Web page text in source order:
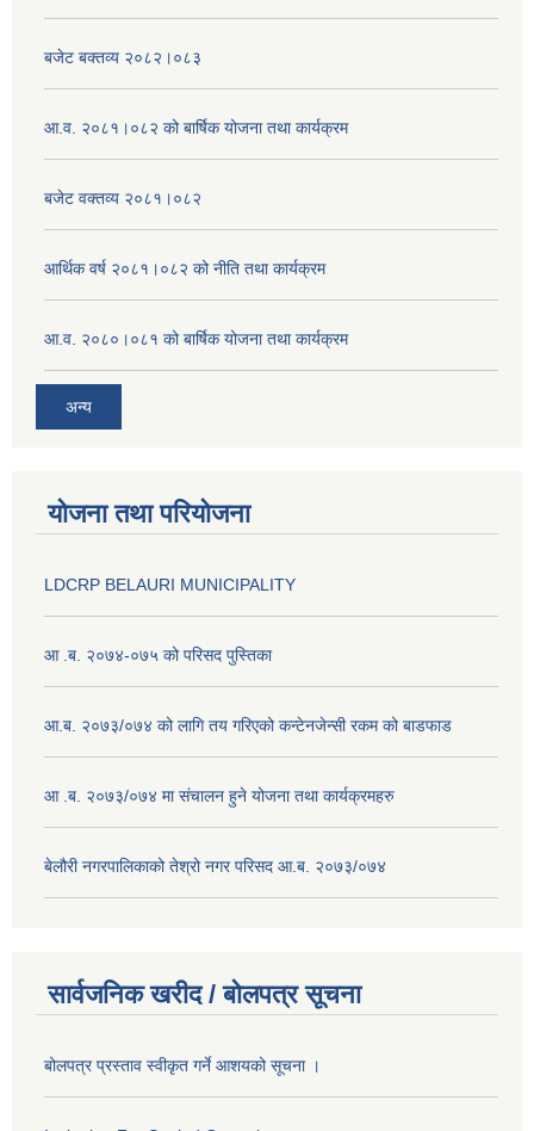
बजेट बक्तव्य २०८२।०८३
आ.व. २०८१।०८२ को बार्षिक योजना तथा कार्यक्रम
बजेट वक्तव्य २०८१।०८२
आर्थिक वर्ष २०८१।०८२ को नीति तथा कार्यक्रम
आ.व. २०८०।०८१ को बार्षिक योजना तथा कार्यक्रम
अन्य
योजना तथा परियोजना
LDCRP BELAURI MUNICIPALITY
आ .ब. २०७४-०७५ को परिसद पुस्तिका
आ.ब. २०७३/०७४ को लागि तय गरिएको कन्टेनजेन्सी रकम को बाडफाड
आ .ब. २०७३/०७४ मा संचालन हुने योजना तथा कार्यक्रमहरु
बेलौरी नगरपालिकाको तेश्रो नगर परिसद आ.ब. २०७३/०७४
सार्वजनिक खरीद / बोलपत्र सूचना
बोलपत्र प्रस्ताव स्वीकृत गर्ने आशयको सूचना ।